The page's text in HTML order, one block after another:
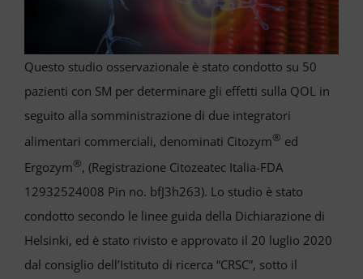
per:
Questo studio osservazionale è stato condotto su 50
pazienti con SM per determinare gli effetti sulla QOL in
seguito alla somministrazione di due integratori
alimentari commerciali, denominati Citozym® ed
Ergozym®, (Registrazione Citozeatec Italia-FDA
12932524008 Pin no. bfJ3h263). Lo studio è stato
condotto secondo le linee guida della Dichiarazione di
Helsinki, ed è stato rivisto e approvato il 20 luglio 2020
dal consiglio dell’Istituto di ricerca “CRSC”, sotto il